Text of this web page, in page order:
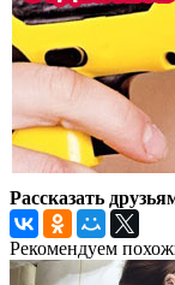
Рассказать
Рекомендуем